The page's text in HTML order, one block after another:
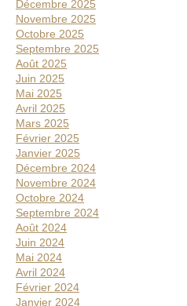
e
d
e
l
a
p
a
i
x
2
0
2
0
é
r
a
l
e
Décembre 2025
Novembre 2025
Octobre 2025
Septembre 2025
Août 2025
Juin 2025
Mai 2025
Avril 2025
Mars 2025
Février 2025
Janvier 2025
Décembre 2024
Novembre 2024
Octobre 2024
Septembre 2024
Août 2024
Juin 2024
Mai 2024
Avril 2024
Février 2024
Janvier 2024